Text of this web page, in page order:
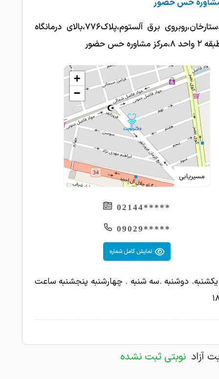
آزاد نوبتی ثبت نشده
حس حضور
تهران،ستارخان،روبروی برق آلستوم،پلاک۷۷۶،بالای درمانگاه
حس حضور
مسیریابی
+
−
*****02144
*****09029
نمایش کامل شماره
دوشنبه .سه شنبه . چهارشنبه پنجشنبه ساعت